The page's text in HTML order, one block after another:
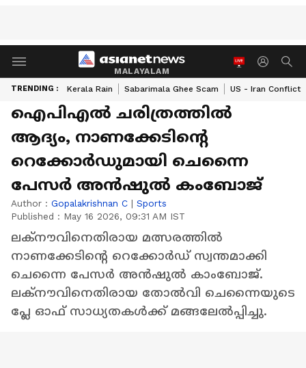
MALAYALAM
TRENDING : Kerala Rain Sabarimala Ghee Scam US - Iran Conflict
ഐപിഎൽ ചരിത്രത്തില്‍
ആദ്യം, നാണക്കേടിന്റെ
റെക്കോർഡുമായി ചെന്നൈ
പേസര്‍ അൻഷുൽ കംബോജ്
Author : Gopalakrishnan C | Sports
Published : May 16 2026, 09:31 AM IST
ലക്നൗവിനെതിരായ മത്സരത്തിൽ
നാണക്കേടിന്റെ റെക്കോർഡ് സ്വന്തമാക്കി
ചെന്നൈ പേസര്‍ അന്‍ഷുല്‍ കാംബോജ്.
ലക്നൗവിനെതിരായ തോൽവി ചെന്നൈയുടെ
പ്ലേ ഓഫ് സാധ്യതകൾക്ക് മങ്ങലേൽപ്പിച്ചു.